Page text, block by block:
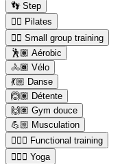
👣 Step
🤸‍♀️ Pilates
👯‍♂️ Small group training
🕺🏽 Aérobic
🚴🏾 Vélo
💃🏼 Danse
🙆🏽 Détente
🙌🏽 Gym douce
💪🏼 Musculation
🏋🏼‍♂️ Functional training
🧘🏼‍♂️ Yoga